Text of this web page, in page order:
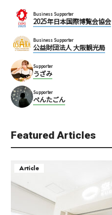
Business Supporter
2025年日本国際博覧会協会
Business Supporter
公益財団法人 大阪観光局
Supporter
うざみ
Supporter
ぺんたごん
Featured Articles
Article